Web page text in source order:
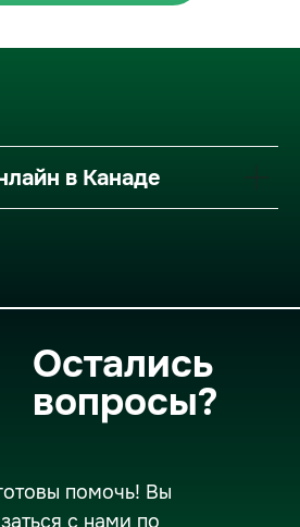
Остались
вопросы?
помочь! Вы